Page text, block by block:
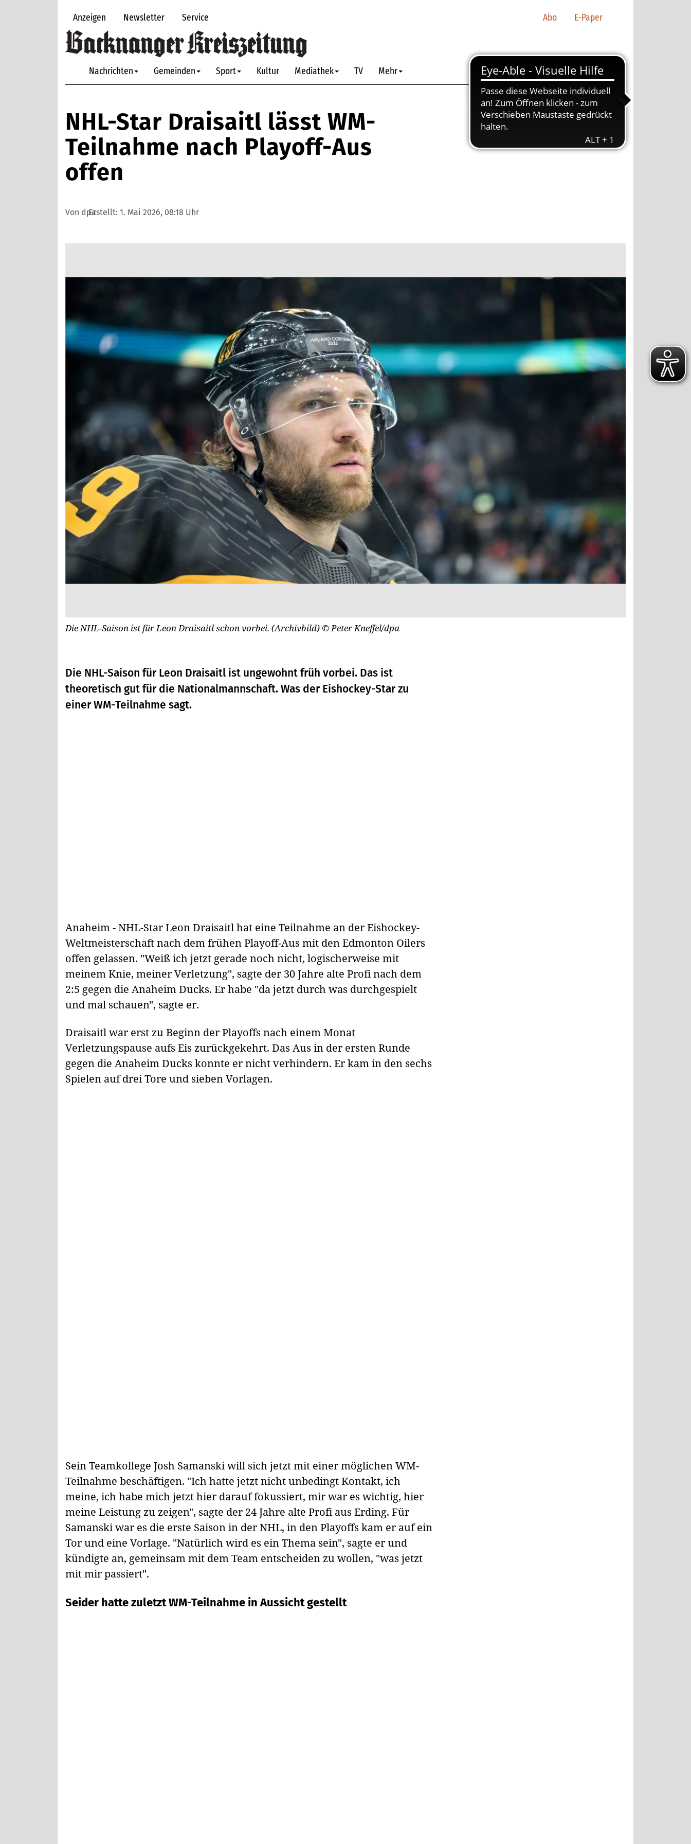
Anzeigen Newsletter Service Abo E-Paper
Nachrichten Gemeinden Sport Kultur Mediathek TV Mehr
NHL-Star Draisaitl lässt WM-
Teilnahme nach Playoff-Aus
offen
Von dpaErstellt: 1. Mai 2026, 08:18 Uhr
Die NHL-Saison ist für Leon Draisaitl schon vorbei. (Archivbild) © Peter Kneffel/dpa
Die NHL-Saison für Leon Draisaitl ist ungewohnt früh vorbei. Das ist
theoretisch gut für die Nationalmannschaft. Was der Eishockey-Star zu
einer WM-Teilnahme sagt.
Anaheim - NHL-Star Leon Draisaitl hat eine Teilnahme an der Eishockey-
Weltmeisterschaft nach dem frühen Playoff-Aus mit den Edmonton Oilers
offen gelassen. "Weiß ich jetzt gerade noch nicht, logischerweise mit
meinem Knie, meiner Verletzung", sagte der 30 Jahre alte Profi nach dem
2:5 gegen die Anaheim Ducks. Er habe "da jetzt durch was durchgespielt
und mal schauen", sagte er.
Draisaitl war erst zu Beginn der Playoffs nach einem Monat
Verletzungspause aufs Eis zurückgekehrt. Das Aus in der ersten Runde
gegen die Anaheim Ducks konnte er nicht verhindern. Er kam in den sechs
Spielen auf drei Tore und sieben Vorlagen.
Sein Teamkollege Josh Samanski will sich jetzt mit einer möglichen WM-
Teilnahme beschäftigen. "Ich hatte jetzt nicht unbedingt Kontakt, ich
meine, ich habe mich jetzt hier darauf fokussiert, mir war es wichtig, hier
meine Leistung zu zeigen", sagte der 24 Jahre alte Profi aus Erding. Für
Samanski war es die erste Saison in der NHL, in den Playoffs kam er auf ein
Tor und eine Vorlage. "Natürlich wird es ein Thema sein", sagte er und
kündigte an, gemeinsam mit dem Team entscheiden zu wollen, "was jetzt
mit mir passiert".
Seider hatte zuletzt WM-Teilnahme in Aussicht gestellt